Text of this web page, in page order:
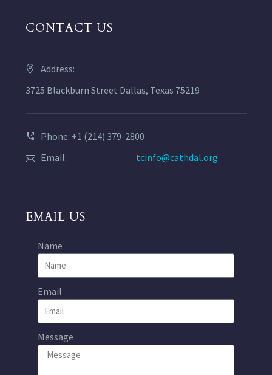
CONTACT US
Address:
3725 Blackburn Street Dallas, Texas 75219
Phone: +1 (214) 379-2800
Email:
tcinfo@cathdal.org
EMAIL US
Name
Email
Message